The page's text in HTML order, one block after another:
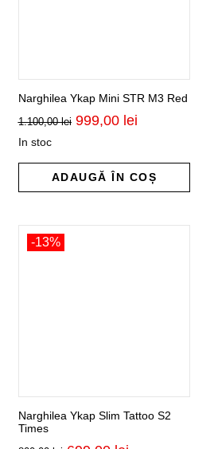
Narghilea Ykap Mini STR M3 Red
1.100,00lei Prețul
fost:
1.100,00 lei.
999,00 leiPrețul
999,00 lei.
In stoc
ADAUGĂ ÎN COȘ
-13%
Narghilea Ykap Slim Tattoo S2
Times